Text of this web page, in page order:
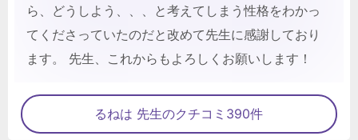
ら、どうしよう、、、と考えてしまう性格をわかっ
てくださっていたのだと改めて先生に感謝しており
ます。 先生、これからもよろしくお願いします！
るねは 先生のクチコミ390件